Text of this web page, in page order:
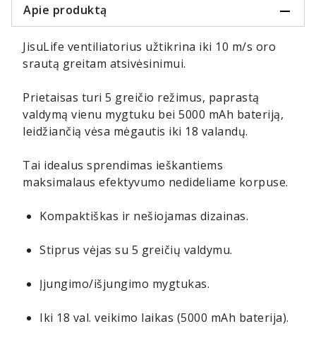
Apie produktą
JisuLife ventiliatorius užtikrina iki 10 m/s oro
srautą greitam atsivėsinimui.
Prietaisas turi 5 greičio režimus, paprastą
valdymą vienu mygtuku bei 5000 mAh bateriją,
leidžiančią vėsa mėgautis iki 18 valandų.
Tai idealus sprendimas ieškantiems
maksimalaus efektyvumo nedideliame korpuse.
Kompaktiškas ir nešiojamas dizainas.
Stiprus vėjas su 5 greičių valdymu.
Įjungimo/išjungimo mygtukas.
Iki 18 val. veikimo laikas (5000 mAh baterija).